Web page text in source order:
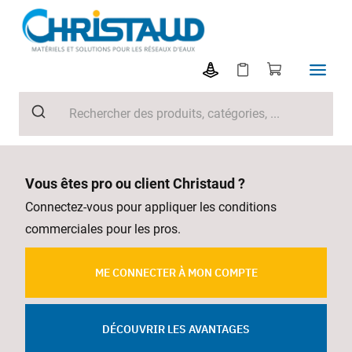
Vous êtes pro ou client Christaud ?
Connectez-vous pour appliquer les conditions
commerciales pour les pros.
ME CONNECTER À MON COMPTE
DÉCOUVRIR LES AVANTAGES